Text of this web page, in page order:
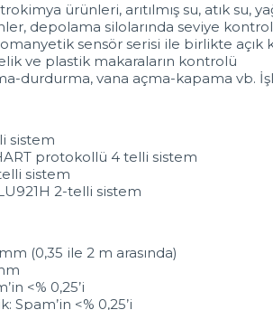
ürünleri, arıtılmış su, atık
depolama silolarında seviye
sensör serisi ile birlikte açık
ve plastik makaraların kontrolü
durdurma, vana açma-kapama vb.
sistem
protokollü 4 telli sistem
sistem
2-telli sistem
(0,35 ile 2 m arasında)
<% 0,25’i
Spam’in <% 0,25’i